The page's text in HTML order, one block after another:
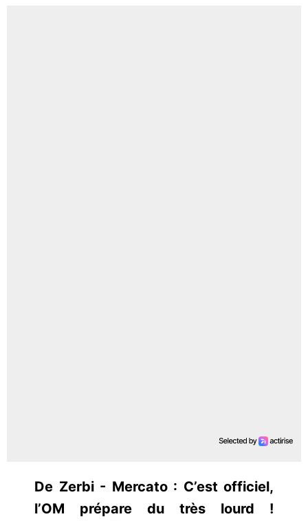
De Zerbi - Mercato : C’est officiel,
l’OM prépare du très lourd !